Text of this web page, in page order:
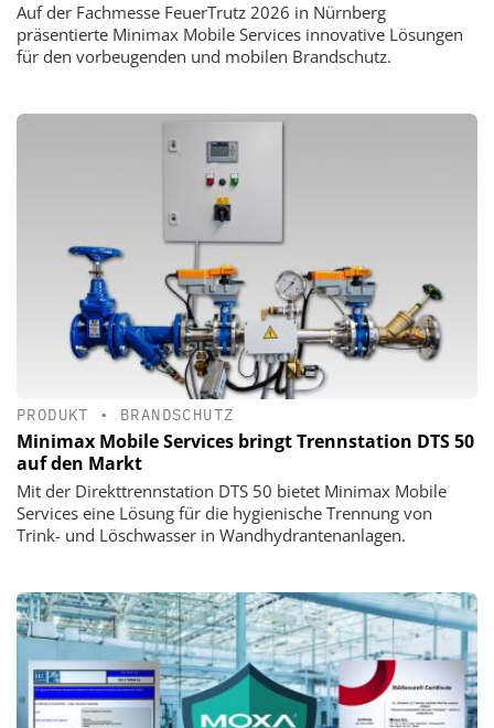
Auf der Fachmesse FeuerTrutz 2026 in Nürnberg
präsentierte Minimax Mobile Services innovative Lösungen
für den vorbeugenden und mobilen Brandschutz.
PRODUKT • BRANDSCHUTZ
Minimax Mobile Services bringt Trennstation DTS 50
auf den Markt
Mit der Direkttrennstation DTS 50 bietet Minimax Mobile
Services eine Lösung für die hygienische Trennung von
Trink- und Löschwasser in Wandhydrantenanlagen.